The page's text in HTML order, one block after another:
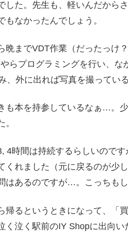
した。先生も、軽いんだから
なかったんでしょう。
晩までVDT作業（だったっけ
らプログラミングを行い、
、外に出れば写真を撮っている
も本を持参しているなぁ…。
4時間は持続するらしいので
くれました（元に戻るのが少
はあるのですが…。こっちもし
帰るというときになって、「
く泣く駅前のIY Shopに出向